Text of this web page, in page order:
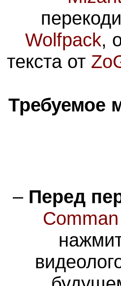
Wolfpack,
текста от
Требуемое
– Перед